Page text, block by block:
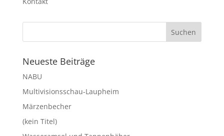
Neueste Beiträge
NABU
Multivisionsschau-Laupheim
Märzenbecher
(kein Titel)